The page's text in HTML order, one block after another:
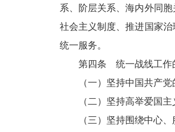
系、阶层关系、海内外同
社会主义制度、推进国家
统一服务。
第四条 统一战线工作
（一）坚持中国共产党
（二）坚持高举爱国主
（三）坚持围绕中心、